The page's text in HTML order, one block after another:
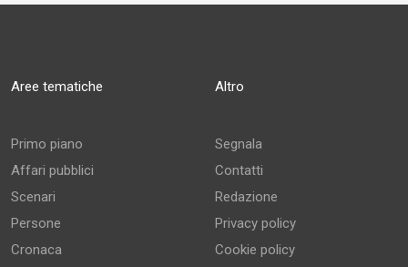
Aree tematiche
Primo piano
Affari pubblici
Scenari
Persone
Cronaca
Altro
Segnala
Contatti
Redazione
Privacy policy
Cookie policy